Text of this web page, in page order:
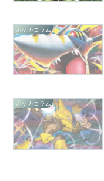
ポケカコラム
ポケカコラム